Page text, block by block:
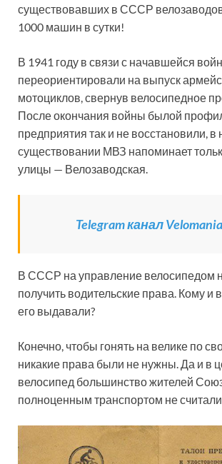
существовавших в СССР
1000 машин в сутки!
В 1941 году в связи с начавшейся
переориентировали на выпуск
мотоциклов, свернув велосипедное
После окончания войны былой
предприятия так и не восстановили,
существовании МВЗ напоминает
улицы — Велозаводская.
Telegram канал
В СССР на управление велосипедом
получить водительские права. Кому и
его выдавали?
Конечно, чтобы гонять на велике по
никакие права были не нужны. Да и в
велосипед большинство жителей
полноценным транспортом не